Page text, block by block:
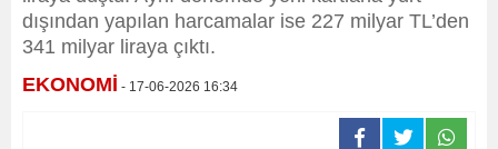
dışından yapılan harcamalar ise 227 milyar TL’den
341 milyar liraya çıktı.
EKONOMİ - 17-06-2026 16:34